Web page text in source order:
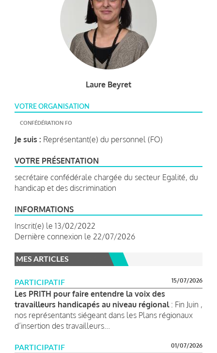
Laure Beyret
VOTRE ORGANISATION
CONFÉDÉRATION FO
Je suis : Représentant(e) du personnel (FO)
VOTRE PRÉSENTATION
secrétaire confédérale chargée du secteur Egalité, du
handicap et des discrimination
INFORMATIONS
Inscrit(e) le 13/02/2022
Dernière connexion le 22/07/2026
MES ARTICLES
PARTICIPATIF 15/07/2026
Les PRITH pour faire entendre la voix des
travailleurs handicapés au niveau régional: Fin Juin ,
nos représentants siégeant dans les Plans régionaux
d’insertion des travailleurs...
PARTICIPATIF 01/07/2026